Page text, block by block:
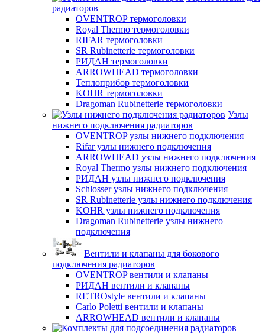
радиаторов
OVENTROP термоголовки
Royal Thermo термоголовки
RIFAR термоголовки
SR Rubinetterie термоголовки
РИДАН термоголовки
ARROWHEAD термоголовки
Теплоприбор термоголовки
KOHR термоголовки
Dragoman Rubinetterie термоголовки
Узлы
нижнего подключения радиаторов
OVENTROP узлы нижнего подключения
Rifar узлы нижнего подключения
ARROWHEAD узлы нижнего подключения
Royal Thermo узлы нижнего подключения
РИДАН узлы нижнего подключения
Schlosser узлы нижнего подключения
SR Rubinetterie узлы нижнего подключения
KOHR узлы нижнего подключения
Dragoman Rubinetterie узлы нижнего
подключения
Вентили и клапаны для бокового
подключения радиаторов
OVENTROP вентили и клапаны
РИДАН вентили и клапаны
RETROstyle вентили и клапаны
Carlo Poletti вентили и клапаны
ARROWHEAD вентили и клапаны